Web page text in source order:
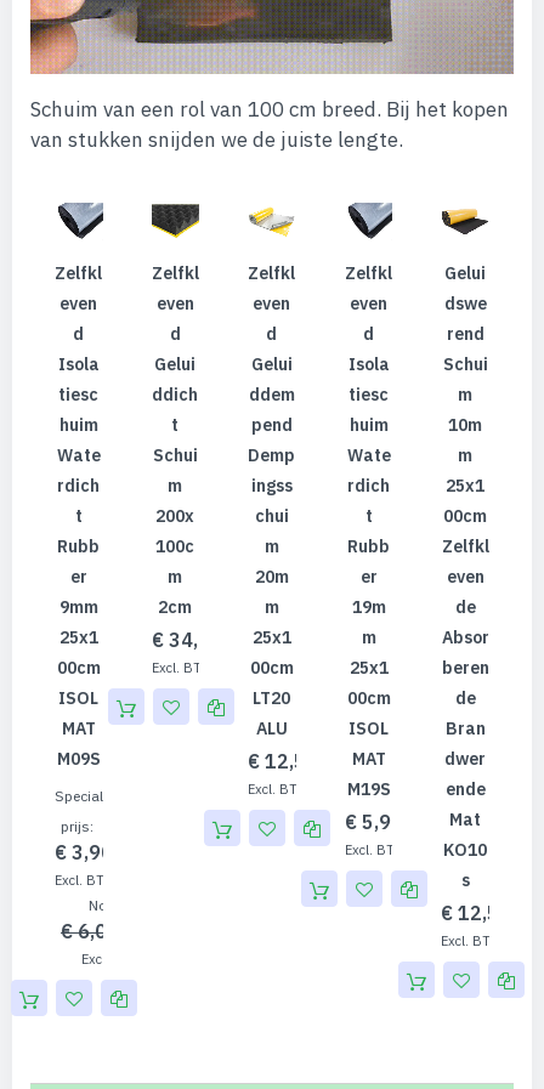
Schuim van een rol van 100 cm breed. Bij het kopen
van stukken snijden we de juiste lengte.
Zelfkl
Even
D
Isola
Tiesc
Huim
Wate
Rdich
T
Rubb
Er
9mm
25x1
00cm
ISOL
MAT
M09S
Speciale
prijs
€ 3,90
Normale prijs
€ 6,00
Zelfkl
Even
D
Gelui
Ddich
T
Schui
M
200x
100c
M
2cm
€ 34,80
€ 28,76
Zelfkl
Even
D
Gelui
Ddem
Pend
Demp
Ingss
Chui
M
20m
M
25x1
00cm
LT20
ALU
€ 12,50
€ 10,33
Zelfkl
Even
D
Isola
Tiesc
Huim
Wate
Rdich
T
Rubb
Er
19m
M
25x1
00cm
ISOL
MAT
M19S
€ 5,90
€ 4,88
Gelui
Dswe
Rend
Schui
M
10m
M
25x1
00cm
Zelfkl
Even
De
Absor
Beren
De
Bran
Dwer
Ende
Mat
KO10
S
€ 12,50